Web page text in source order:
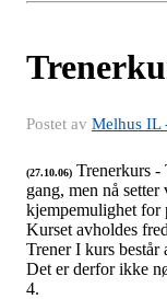
Postet av Melhus IL
(27.10.06) Trenerkurs -
gang, men nå
kjempemulighet for
Kurset avholdes
Trener I kurs
Det er derfor ikke
4.